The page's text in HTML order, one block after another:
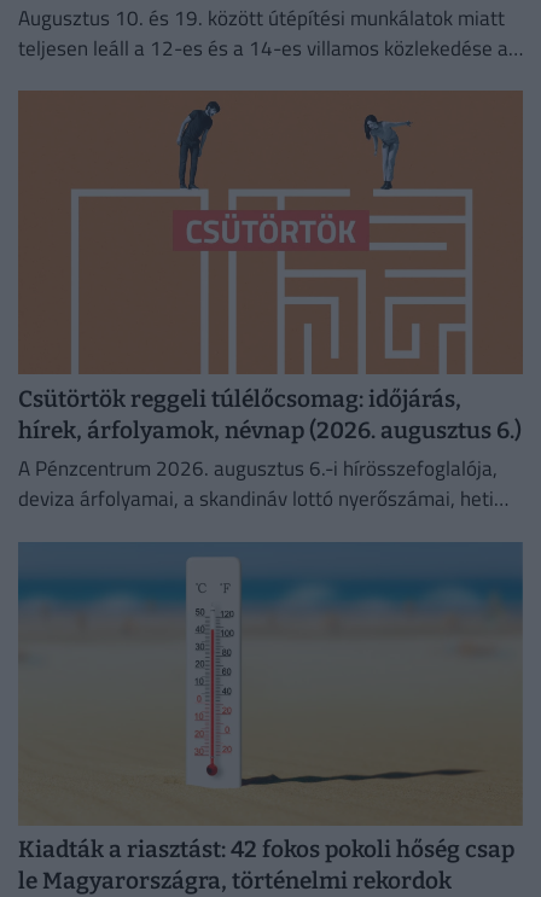
Augusztus 10. és 19. között útépítési munkálatok miatt
teljesen leáll a 12-es és a 14-es villamos közlekedése a
Csütörtök reggeli túlélőcsomag: időjárás,
hírek, árfolyamok, névnap (2026. augusztus 6.)
A Pénzcentrum 2026. augusztus 6.-i hírösszefoglalója,
deviza árfolyamai, a skandináv lottó nyerőszámai, heti
Kiadták a riasztást: 42 fokos pokoli hőség csap
le Magyarországra, történelmi rekordok